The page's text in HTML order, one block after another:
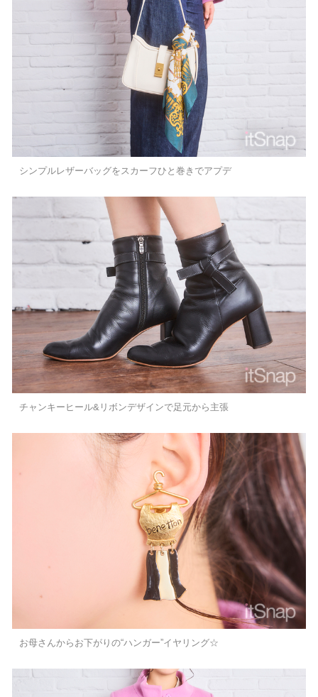
シンプルレザーバッグをスカーフひと巻きでアプデ
チャンキーヒール&リボンデザインで足元から主張
お母さんからお下がりの“ハンガー”イヤリング☆